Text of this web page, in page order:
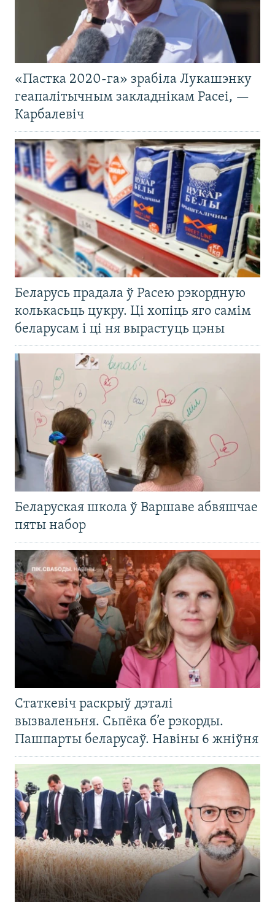
«Пастка 2020-га» зрабіла Лукашэнку
геапалітычным закладнікам Расеі, —
Карбалевіч
Беларусь прадала ў Расею рэкордную
колькасьць цукру. Ці хопіць яго самім
беларусам і ці ня вырастуць цэны
Беларуская школа ў Варшаве абвяшчае
пяты набор
Статкевіч раскрыў дэталі
вызваленьня. Сьпёка б’е рэкорды.
Пашпарты беларусаў. Навіны 6 жніўня